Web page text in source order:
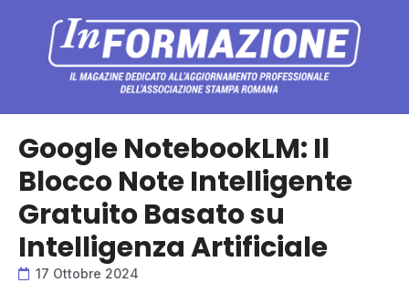
Google NotebookLM: Il
Blocco Note Intelligente
Gratuito Basato su
Intelligenza Artificiale
17 Ottobre 2024